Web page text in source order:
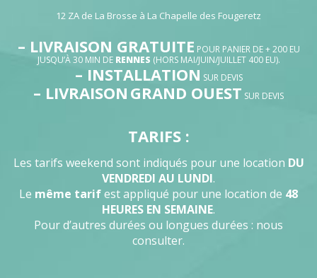
12 ZA de La Brosse à La Chapelle des Fougeretz
– LIVRAISON GRATUITE POUR PANIER DE + 200 EU
JUSQU’À 30 MIN DE RENNES (HORS MAI/JUIN/JUILLET 400 EU).
– INSTALLATION SUR DEVIS
– LIVRAISON GRAND OUEST SUR DEVIS
TARIFS :
Les tarifs weekend sont indiqués pour une location DU
VENDREDI AU LUNDI.
Le même tarifest appliqué pour une location de 48
HEURES EN SEMAINE.
Pour d’autres durées ou longues durées : nous
consulter.